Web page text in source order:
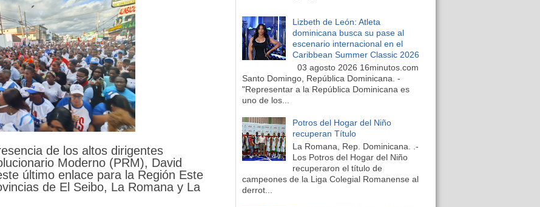
de los altos dirigentes
Moderno (PRM), David
último enlace para la Región Este
de El Seibo, La Romana y La
Lizbeth de León: Atleta
dominicana busca su pase al
escenario internacional en el
Caribbean Summer Classic 2026
03 agosto 2026 16minutos.com
Santo Domingo, República Dominicana. -
"Representar a la República Dominicana es
uno de los...
Potros del Hogar del Niño
recuperan Título
La Romana, Rep. Dominicana. .-
Los Potros del Hogar del Niño
recuperaron el título de
campeones de la Liga Colegial Romanense al
derrot...